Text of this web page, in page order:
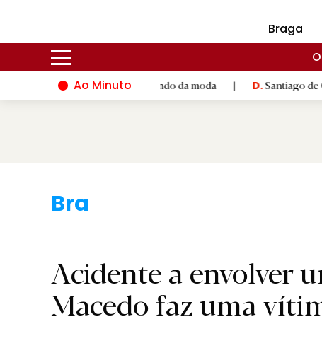
Braga
Ao Minuto
à inovação do mundo da moda | D.Santiago de Compostela
Braga.
Acidente a envolver
Macedo faz uma